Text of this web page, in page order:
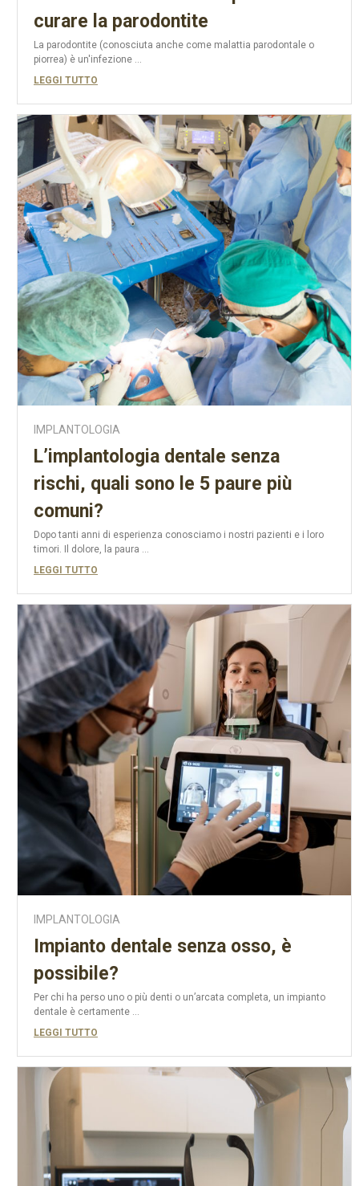
curare la parodontite
La parodontite (conosciuta anche come malattia parodontale o
piorrea) è un'infezione ...
LEGGI TUTTO
IMPLANTOLOGIA
L’implantologia dentale senza
rischi, quali sono le 5 paure più
comuni?
Dopo tanti anni di esperienza conosciamo i nostri pazienti e i loro
timori. Il dolore, la paura ...
LEGGI TUTTO
IMPLANTOLOGIA
Impianto dentale senza osso, è
possibile?
Per chi ha perso uno o più denti o un’arcata completa, un impianto
dentale è certamente ...
LEGGI TUTTO